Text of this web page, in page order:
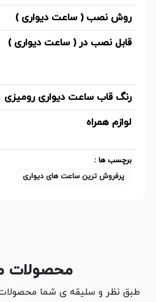
روش نصب ( ساعت دیواری )
قابل نصب در ( ساعت دیواری )
رنگ قاب ساعت دیواری رومیزی
لوازم همراه
برچسب ها :
پرفروش ترین ساعت های دیواری
محصولات
طبق نظر و سلیقه ی شما محصولات